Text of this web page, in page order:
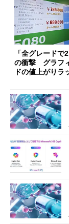
「全グレードで
の衝撃 グラフ
ドの値上がりラ